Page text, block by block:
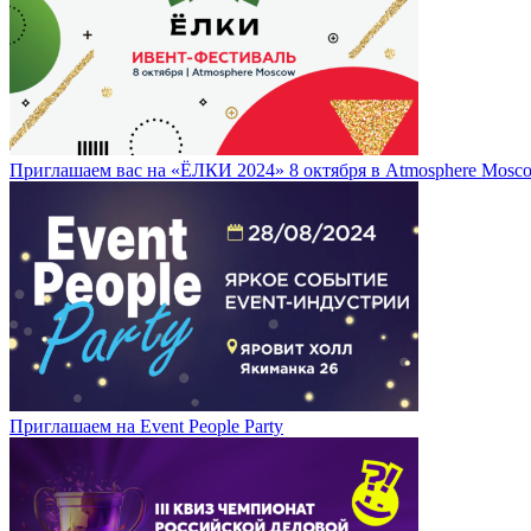
Приглашаем вас на «ЁЛКИ 2024» 8 октября в Atmosphere
Приглашаем на Event People Party